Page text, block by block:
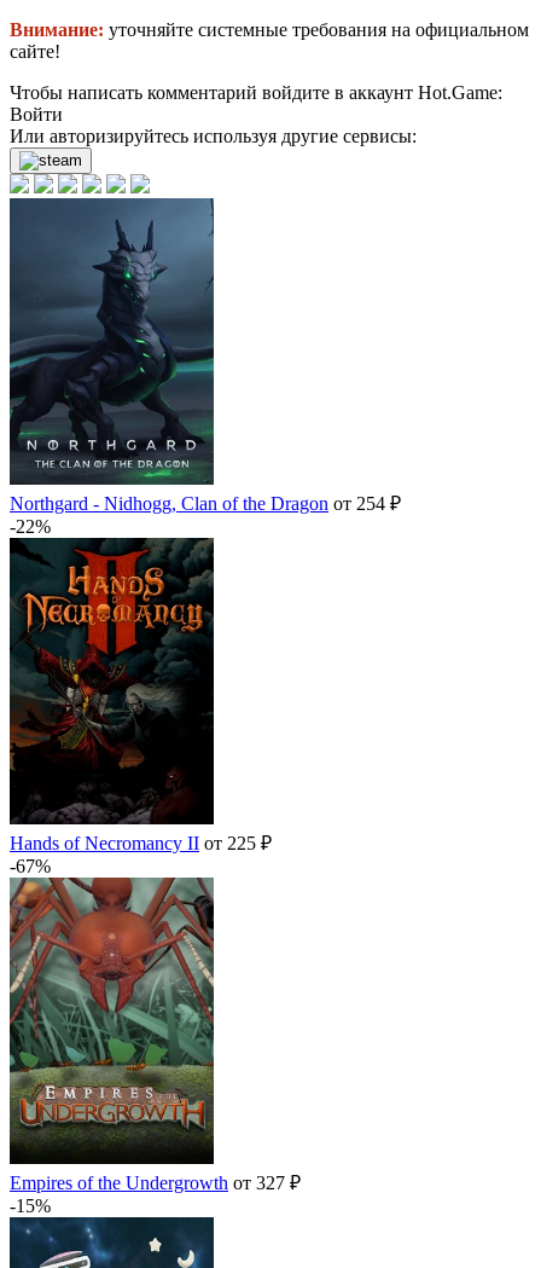
Внимание: уточняйте системные требования на официальном
сайте!
Чтобы написать комментарий войдите в аккаунт Hot.Game:
Войти
Или авторизируйтесь используя другие сервисы:
Northgard - Nidhogg, Clan of the Dragon от 254 ₽
-22%
Hands of Necromancy II от 225 ₽
-67%
Empires of the Undergrowth от 327 ₽
-15%